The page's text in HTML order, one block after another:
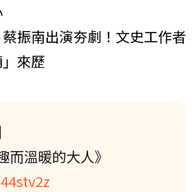
蔡振南出演夯劇！文史工作者
來歷
而溫暖的大人》